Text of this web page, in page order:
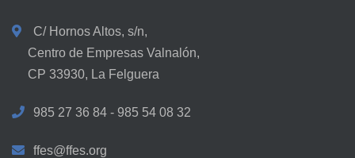
C/ Hornos Altos, s/n,
Centro de Empresas Valnalón,
CP 33930, La Felguera
985 27 36 84 - 985 54 08 32
ffes@ffes.org